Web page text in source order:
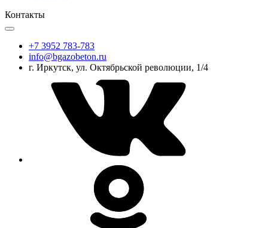
Контакты
+7 3952 783-783
info@bgazobeton.ru
г. Иркутск, ул. Октябрьской революции, 1/4